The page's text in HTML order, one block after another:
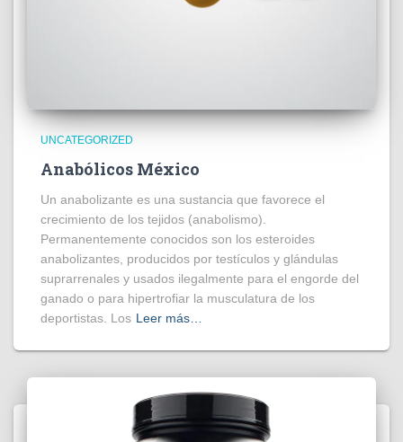
UNCATEGORIZED
Anabólicos México
Un anabolizante es una sustancia que favorece el
crecimiento de los tejidos (anabolismo).
Permanentemente conocidos son los esteroides
anabolizantes, producidos por testículos y glándulas
suprarrenales y usados ilegalmente para el engorde del
ganado o para hipertrofiar la musculatura de los
deportistas. Los Leer más…